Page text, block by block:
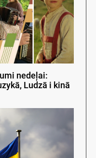
nedeļai:
Ludzā i kinā